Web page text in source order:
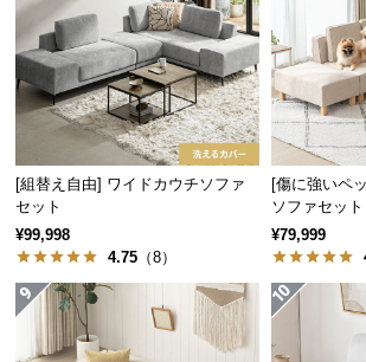
路
に
つ
い
て
返
品・
キ
ャ
ン
セ
[組替え自由] ワイドカウチソファ
セット
¥99,998
4.75 （8）
[傷に強いペ
ソファセッ
¥79,999